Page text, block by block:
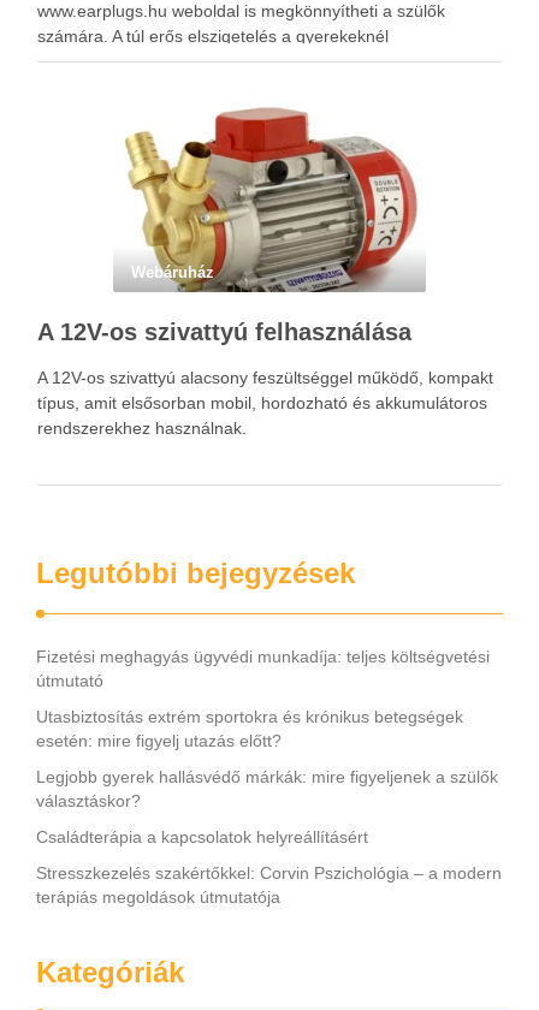
www.earplugs.hu weboldal is megkönnyítheti a szülők
számára. A túl erős elszigetelés a gyerekeknél
kényelmetlenséget, félelmet vagy dezorientáltságot is
Webáruház
A 12V-os szivattyú felhasználása
A 12V-os szivattyú alacsony feszültséggel működő, kompakt
típus, amit elsősorban mobil, hordozható és akkumulátoros
rendszerekhez használnak.
Legutóbbi bejegyzések
Fizetési meghagyás ügyvédi munkadíja: teljes költségvetési
útmutató
Utasbiztosítás extrém sportokra és krónikus betegségek
esetén: mire figyelj utazás előtt?
Legjobb gyerek hallásvédő márkák: mire figyeljenek a szülők
választáskor?
Családterápia a kapcsolatok helyreállításért
Stresszkezelés szakértőkkel: Corvin Pszichológia – a modern
terápiás megoldások útmutatója
Kategóriák